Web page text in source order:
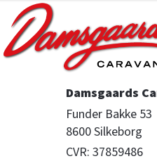
Damsgaards
Funder Bakke 53
8600 Silkeborg
CVR: 37859486